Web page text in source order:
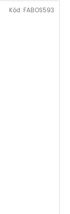
Kód: FABOS593